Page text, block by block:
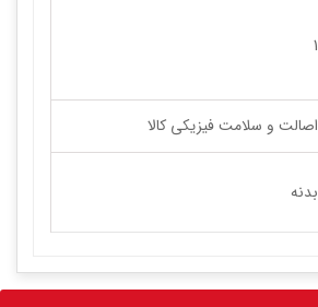
1
اصالت و سلامت فیزیکی کالا
بدنه